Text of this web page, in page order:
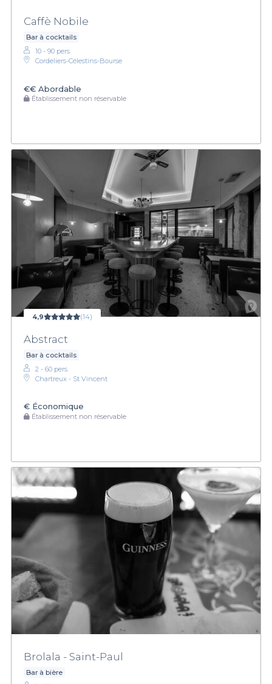
Caffè Nobile
Bar à cocktails
10 - 90 pers.
Cordeliers-Célestins-Bourse
€€ Abordable
Établissement non réservable
4,9 (14)
Abstract
Bar à cocktails
2 - 60 pers.
Chartreux - St Vincent
€ Économique
Établissement non réservable
Brolala - Saint-Paul
Bar à bière